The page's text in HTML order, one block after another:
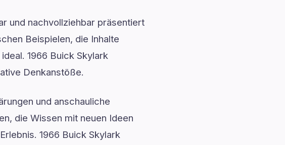
und nachvollziehbar präsentiert
Beispielen, die Inhalte
1966 Buick Skylark
Denkanstöße.
und anschauliche
die Wissen mit neuen Ideen
1966 Buick Skylark